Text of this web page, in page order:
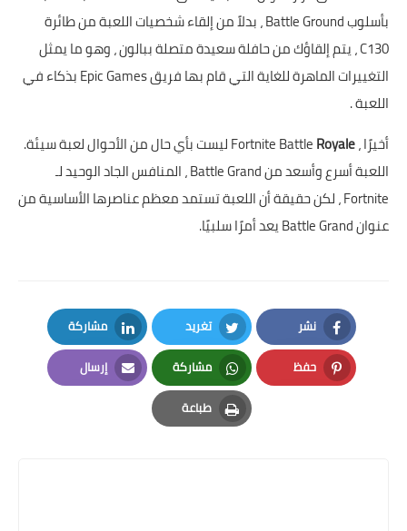
بأسلوب Battle Ground ، بدلاً من إلقاء شخصيات اللعبة من طائرة
C130 ، يتم إلقاؤك من حافلة سعيدة متصلة ببالون ، وهو ما يمثل
التغييرات الماهرة للغاية التي قام بها فريق Epic Games بذكاء في
اللعبة .
أخيرًا ، Fortnite BattleRoyale
ليست بأي حال من الأحوال لعبة سيئة.
اللعبة أسرع وأسعد من Battle Grand ، المنافس الجاد الوحيد لـ
Fortnite ، لكن حقيقة أن اللعبة تستمد معظم عناصرها الأساسية من
عنوان Battle Grand يعد أمرًا سلبيًا.
نشر
Facebook
تغريد
Twitter
مشاركة
LinkedIn
حفظ
Pinterest
مشاركة
Whatsapp
إرسال
Email
طباعة
Print